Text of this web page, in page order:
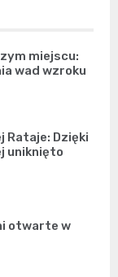
miejscu:
wad wzroku
Rataje: Dzięki
uniknięto
otwarte w